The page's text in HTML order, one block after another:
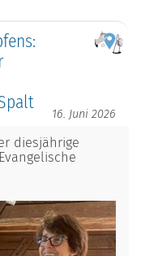
16. Juni 2026
diesjährige